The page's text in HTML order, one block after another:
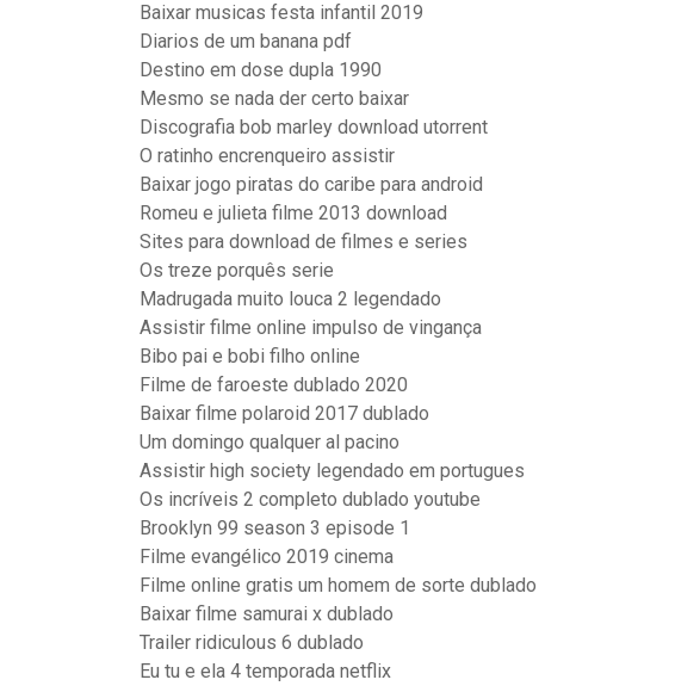
Baixar musicas festa infantil 2019
Diarios de um banana pdf
Destino em dose dupla 1990
Mesmo se nada der certo baixar
Discografia bob marley download utorrent
O ratinho encrenqueiro assistir
Baixar jogo piratas do caribe para android
Romeu e julieta filme 2013 download
Sites para download de filmes e series
Os treze porquês serie
Madrugada muito louca 2 legendado
Assistir filme online impulso de vingança
Bibo pai e bobi filho online
Filme de faroeste dublado 2020
Baixar filme polaroid 2017 dublado
Um domingo qualquer al pacino
Assistir high society legendado em portugues
Os incríveis 2 completo dublado youtube
Brooklyn 99 season 3 episode 1
Filme evangélico 2019 cinema
Filme online gratis um homem de sorte dublado
Baixar filme samurai x dublado
Trailer ridiculous 6 dublado
Eu tu e ela 4 temporada netflix